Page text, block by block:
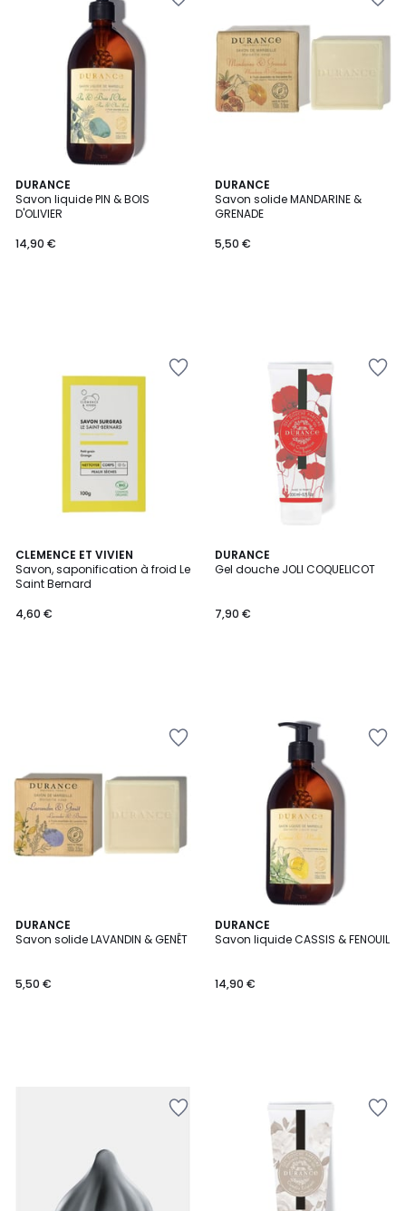
DURANCE
Savon liquide PIN & BOIS
D'OLIVIER
14,90 €
DURANCE
Savon solide MANDARINE &
GRENADE
5,50 €
CLEMENCE ET VIVIEN
Savon, saponification à froid Le
Saint Bernard
4,60 €
DURANCE
Gel douche JOLI COQUELICOT
7,90 €
DURANCE
Savon solide LAVANDIN & GENÊT
5,50 €
DURANCE
Savon liquide CASSIS & FENOUIL
14,90 €